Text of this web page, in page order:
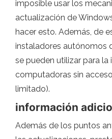
imposible usar los
actualización de
hacer esto. Además, de
instaladores autónomos
se pueden utilizar para la
computadoras sin
limitado).
información
Además de los puntos